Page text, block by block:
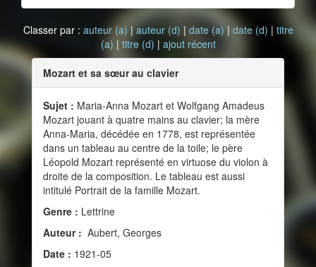
Classer par : auteur (a) |auteur (d) | date (a) | date (d) | titre
(a) | titre (d) | ajout récent
Mozart et sa sœur au clavier
Sujet : Maria-Anna Mozart et Wolfgang Amadeus
Mozart jouant à quatre mains au clavier; la mère
Anna-Maria, décédée en 1778, est représentée
dans un tableau au centre de la toile; le père
Léopold Mozart représenté en virtuose du violon à
droite de la composition. Le tableau est aussi
intitulé Portrait de la famille Mozart.
Genre : Lettrine
Auteur : Aubert, Georges
Date : 1921-05